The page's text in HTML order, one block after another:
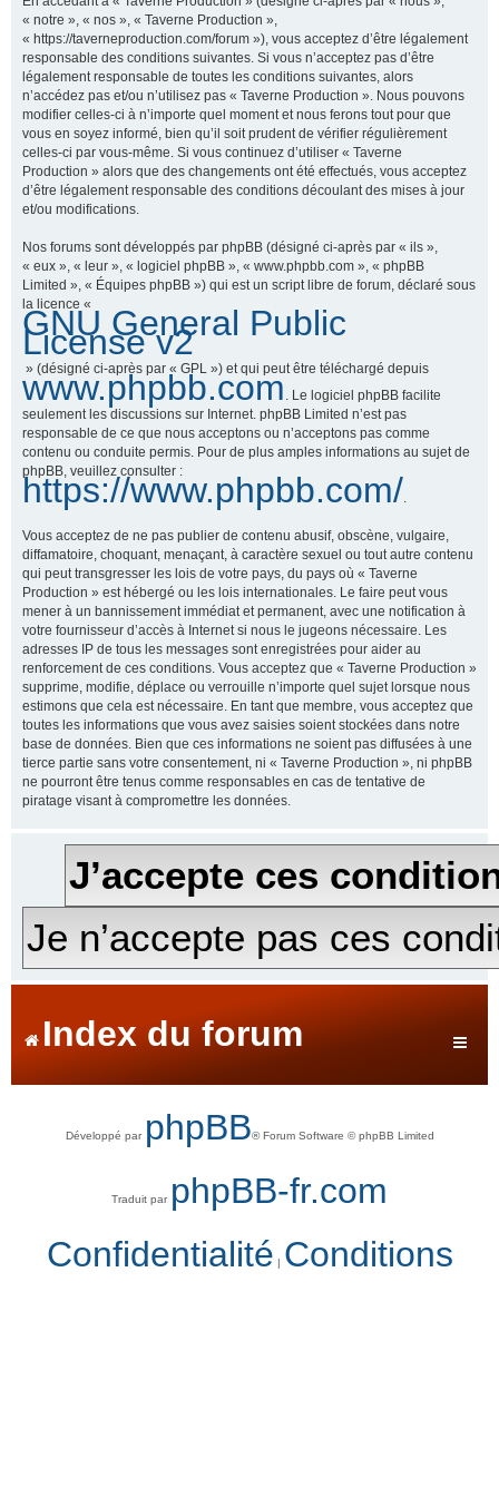
« notre », « nos », « Taverne Production »,
« https://taverneproduction.com/forum »), vous acceptez d’être légalement
responsable des conditions suivantes. Si vous n’acceptez pas d’être
légalement responsable de toutes les conditions suivantes, alors
n’accédez pas et/ou n’utilisez pas « Taverne Production ». Nous pouvons
modifier celles-ci à n’importe quel moment et nous ferons tout pour que
vous en soyez informé, bien qu’il soit prudent de vérifier régulièrement
celles-ci par vous-même. Si vous continuez d’utiliser « Taverne
Production » alors que des changements ont été effectués, vous acceptez
d’être légalement responsable des conditions découlant des mises à jour
et/ou modifications.
Nos forums sont développés par phpBB (désigné ci-après par « ils »,
« eux », « leur », « logiciel phpBB », « www.phpbb.com », « phpBB
Limited », « Équipes phpBB ») qui est un script libre de forum, déclaré sous
la licence «
GNU General Public
License v2
» (désigné ci-après par « GPL ») et qui peut être téléchargé depuis
www.phpbb.com . Le logiciel phpBB facilite
seulement les discussions sur Internet. phpBB Limited n’est pas
responsable de ce que nous acceptons ou n’acceptons pas comme
contenu ou conduite permis. Pour de plus amples informations au sujet de
phpBB, veuillez consulter :
https://www.phpbb.com/.
Vous acceptez de ne pas publier de contenu abusif, obscène, vulgaire,
diffamatoire, choquant, menaçant, à caractère sexuel ou tout autre contenu
qui peut transgresser les lois de votre pays, du pays où « Taverne
Production » est hébergé ou les lois internationales. Le faire peut vous
mener à un bannissement immédiat et permanent, avec une notification à
votre fournisseur d’accès à Internet si nous le jugeons nécessaire. Les
adresses IP de tous les messages sont enregistrées pour aider au
renforcement de ces conditions. Vous acceptez que « Taverne Production »
supprime, modifie, déplace ou verrouille n’importe quel sujet lorsque nous
estimons que cela est nécessaire. En tant que membre, vous acceptez que
toutes les informations que vous avez saisies soient stockées dans notre
base de données. Bien que ces informations ne soient pas diffusées à une
tierce partie sans votre consentement, ni « Taverne Production », ni phpBB
ne pourront être tenus comme responsables en cas de tentative de
piratage visant à compromettre les données.
Index du forum
Développé par phpBB® Forum Software © phpBB Limited
Traduit par phpBB-fr.com
Confidentialité | Conditions